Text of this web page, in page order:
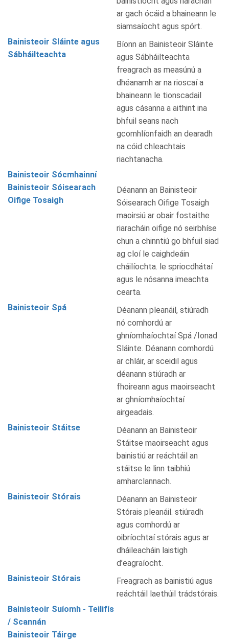
ar gach ócáid a bhaineann le
siamsaíocht agus spórt.
Bainisteoir Sláinte agus
Sábháilteachta
Bíonn an Bainisteoir Sláinte
agus Sábháilteachta
freagrach as measúnú a
dhéanamh ar na rioscaí a
bhaineann le tionscadail
agus cásanna a aithint ina
bhfuil seans nach
gcomhlíonfaidh an dearadh
na cóid chleachtais
riachtanacha.
Bainisteoir Sócmhainní
Bainisteoir Sóisearach
Oifige Tosaigh
Déanann an Bainisteoir
Sóisearach Oifige Tosaigh
maoirsiú ar obair fostaithe
riaracháin oifige nó seirbhíse
chun a chinntiú go bhfuil siad
ag cloí le caighdeáin
cháilíochta. le spriocdhátaí
agus le nósanna imeachta
cearta.
Bainisteoir Spá
Déanann pleanáil, stiúradh
nó comhordú ar
ghníomhaíochtaí Spá /Ionad
Sláinte. Déanann comhordú
ar chláir, ar sceidil agus
déanann stiúradh ar
fhoireann agus maoirseacht
ar ghníomhaíochtaí
airgeadais.
Bainisteoir Stáitse
Déanann an Bainisteoir
Stáitse maoirseacht agus
bainistiú ar reáchtáil an
stáitse le linn taibhiú
amharclannach.
Bainisteoir Stórais
Déanann an Bainisteoir
Stórais pleanáil. stiúradh
agus comhordú ar
oibríochtaí stórais agus ar
dháileacháin laistigh
d’eagraíocht.
Bainisteoir Stórais
Freagrach as bainistiú agus
reáchtáil laethúil trádstórais.
Bainisteoir Suíomh - Teilifís
/ Scannán
Bainisteoir Táirge